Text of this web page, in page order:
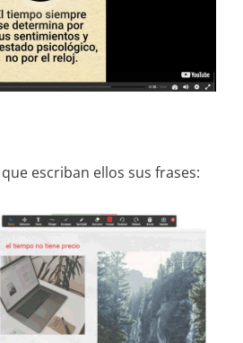
escriban ellos sus frases: